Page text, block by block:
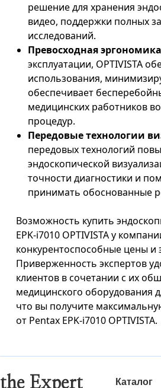
решение для хранения
видео, поддержки полных
исследований.
Превосходная
эксплуатации, OPTIVISTA
использования,
обеспечивает
медицинских работников
процедур.
Передовые технологии
передовых технологий
эндоскопической
точности диагностики и
принимать обоснованные
Возможность купить
EPK-i7010 OPTIVISTA у
конкурентоспособные цены и
Приверженность экспертов
клиентов в сочетании с их
медицинского оборудования
что вы получите
от Pentax EPK-i7010 OPTIVISTA.
the Expert Каталог